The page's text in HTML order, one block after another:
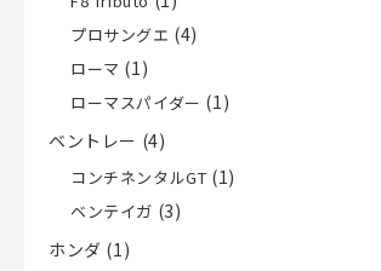
プロサングエ (4)
ローマ (1)
ローマスパイダー (1)
ベントレー (4)
コンチネンタルGT (1)
ベンテイガ (3)
ホンダ (1)